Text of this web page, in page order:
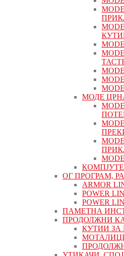
МОДЕ
ОГ ПРОГРАМ,
ARMOR
POWER
POWER
ПАМЕТНА
ПРОДОЛЖНИ
КУТИИ ЗА